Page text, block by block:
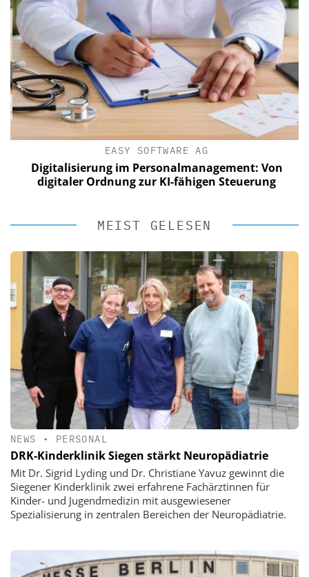
EASY SOFTWARE AG
Digitalisierung im Personalmanagement: Von
digitaler Ordnung zur KI-fähigen Steuerung
MEIST GELESEN
NEWS • PERSONAL
DRK-Kinderklinik Siegen stärkt Neuropädiatrie
Mit Dr. Sigrid Lyding und Dr. Christiane Yavuz gewinnt die
Siegener Kinderklinik zwei erfahrene Fachärztinnen für
Kinder- und Jugendmedizin mit ausgewiesener
Spezialisierung in zentralen Bereichen der Neuropädiatrie.